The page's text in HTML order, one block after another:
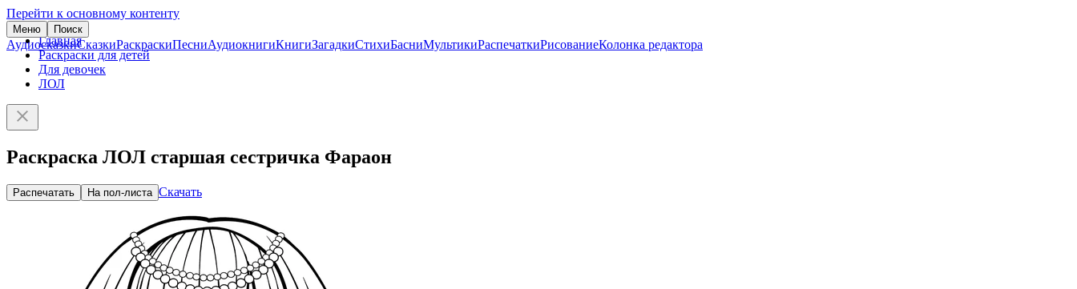
Перейти к основному контенту
Меню Поиск
АудиосказкиСказкиРаскраскиПесниАудиокнигиКнигиЗагадкиСтихиБасниМультикиРаспечаткиРисованиеКолонка редактора
Главная
Раскраски для детей
Для девочек
ЛОЛ
Раскраска ЛОЛ старшая сестричка Фараон
Распечатать На пол-листа Скачать